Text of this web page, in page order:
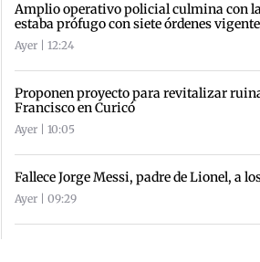
Amplio operativo policial culmina con
estaba prófugo con siete órdenes
Ayer | 12:24
Proponen proyecto para revitalizar
Francisco en Curicó
Ayer | 10:05
Fallece Jorge Messi, padre de Lionel, a
Ayer | 09:29